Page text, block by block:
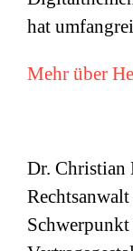
hat
Mehr über
Dr. Christian